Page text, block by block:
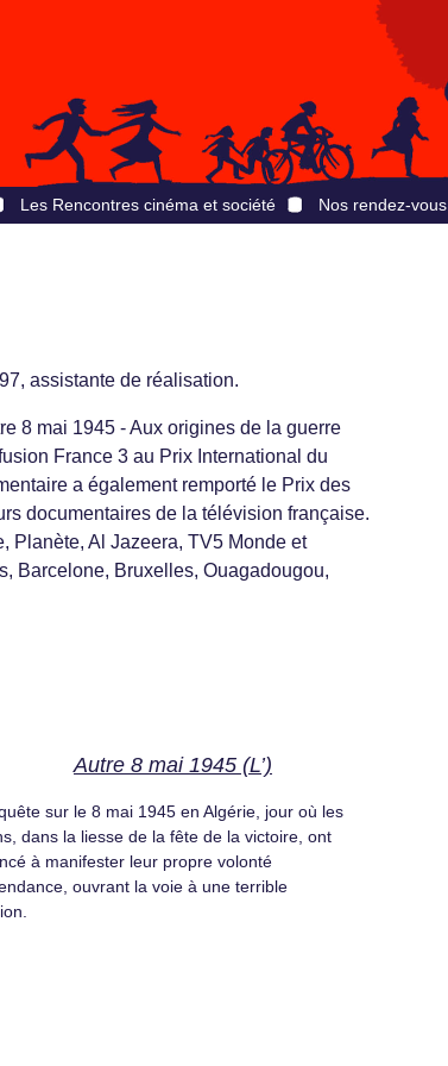
Les Rencontres cinéma et société Nos rendez-vous
assistante de réalisation.
8 mai 1945 - Aux origines de la guerre
France 3 au Prix International du
a également remporté le Prix des
documentaires de la télévision française.
Planète, Al Jazeera, TV5 Monde et
Barcelone, Bruxelles, Ouagadougou,
Autre 8 mai 1945 (L’)
sur le 8 mai 1945 en Algérie, jour où les
dans la liesse de la fête de la victoire, ont
à manifester leur propre volonté
ouvrant la voie à une terrible